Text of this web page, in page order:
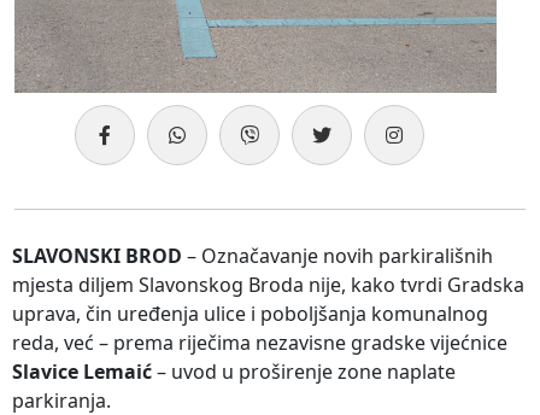
SLAVONSKI BROD – Označavanje novih parkirališnih
mjesta diljem Slavonskog Broda nije, kako tvrdi Gradska
uprava, čin uređenja ulice i poboljšanja komunalnog
reda, već – prema riječima nezavisne gradske vijećnice
Slavice Lemaić– uvod u proširenje zone naplate
parkiranja.